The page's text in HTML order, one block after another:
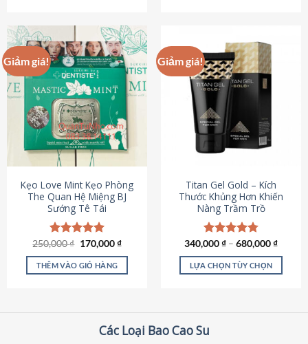
có
nhiều
biến
tùy
chọn
có
chọn
trên
trang
sản
phẩm
Giảm giá!
Kẹo Love Mint Kẹo Phòng
The Quan Hệ Miệng BJ
Sướng Tê Tái
Được xếp
hạng5.00
5 sao
250,000₫ Giá
là:
250,000 ₫.
170,000₫Giá
tại
THÊM VÀO GIỎ HÀNG
Giảm giá!
Titan Gel Gold – Kích
Thước Khủng Hơn Khiến
Nàng Trầm Trồ
Được xếp
hạng4.79
5 sao
340,000₫ – 680,000₫
LỰA CHỌN TÙY CHỌN
Các Loại Bao Cao Su